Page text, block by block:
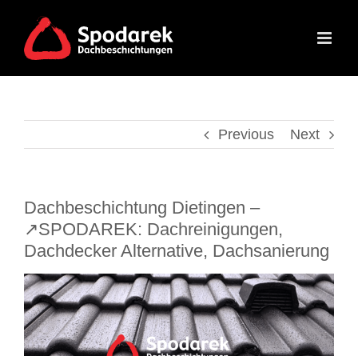
content
Previous Next
Dachbeschichtung Dietingen –
↗️SPODAREK: Dachreinigungen,
Dachdecker Alternative, Dachsanierung